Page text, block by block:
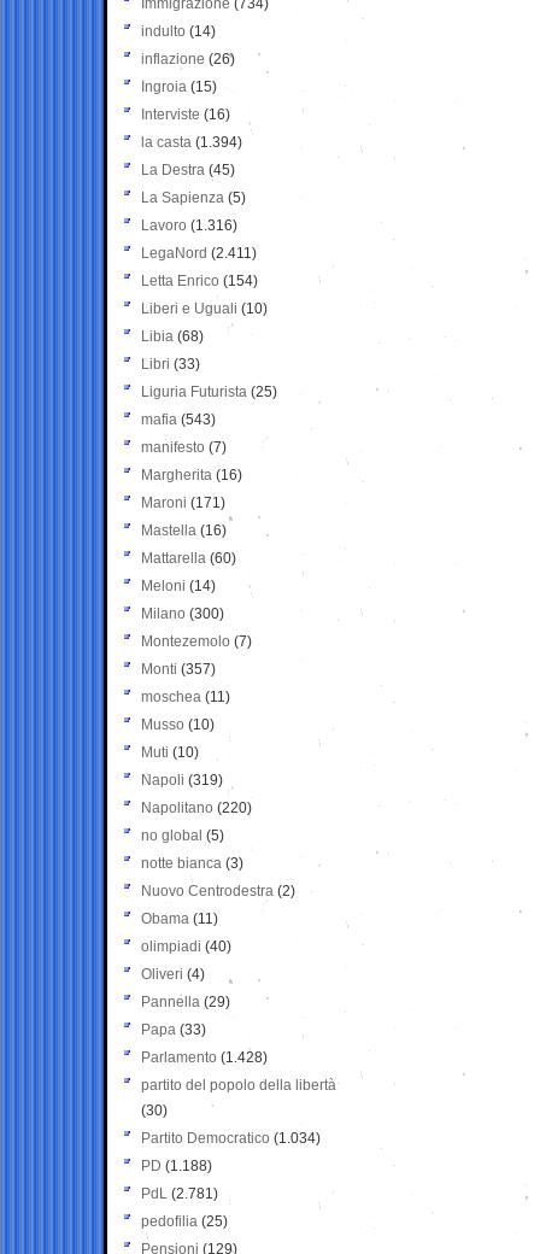
Immigrazione (734)
indulto (14)
inflazione (26)
Ingroia (15)
Interviste (16)
la casta (1.394)
La Destra (45)
La Sapienza (5)
Lavoro (1.316)
LegaNord (2.411)
Letta Enrico (154)
Liberi e Uguali (10)
Libia (68)
Libri (33)
Liguria Futurista (25)
mafia (543)
manifesto (7)
Margherita (16)
Maroni (171)
Mastella (16)
Mattarella (60)
Meloni (14)
Milano (300)
Montezemolo (7)
Monti (357)
moschea (11)
Musso (10)
Muti (10)
Napoli (319)
Napolitano (220)
no global (5)
notte bianca (3)
Nuovo Centrodestra (2)
Obama (11)
olimpiadi (40)
Oliveri (4)
Pannella (29)
Papa (33)
Parlamento (1.428)
partito del popolo della libertà
(30)
Partito Democratico (1.034)
PD (1.188)
PdL (2.781)
pedofilia (25)
Pensioni (129)